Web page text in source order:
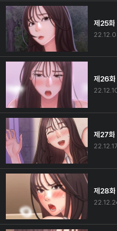
제25화
제26화
제27화
22.12.17
제28화